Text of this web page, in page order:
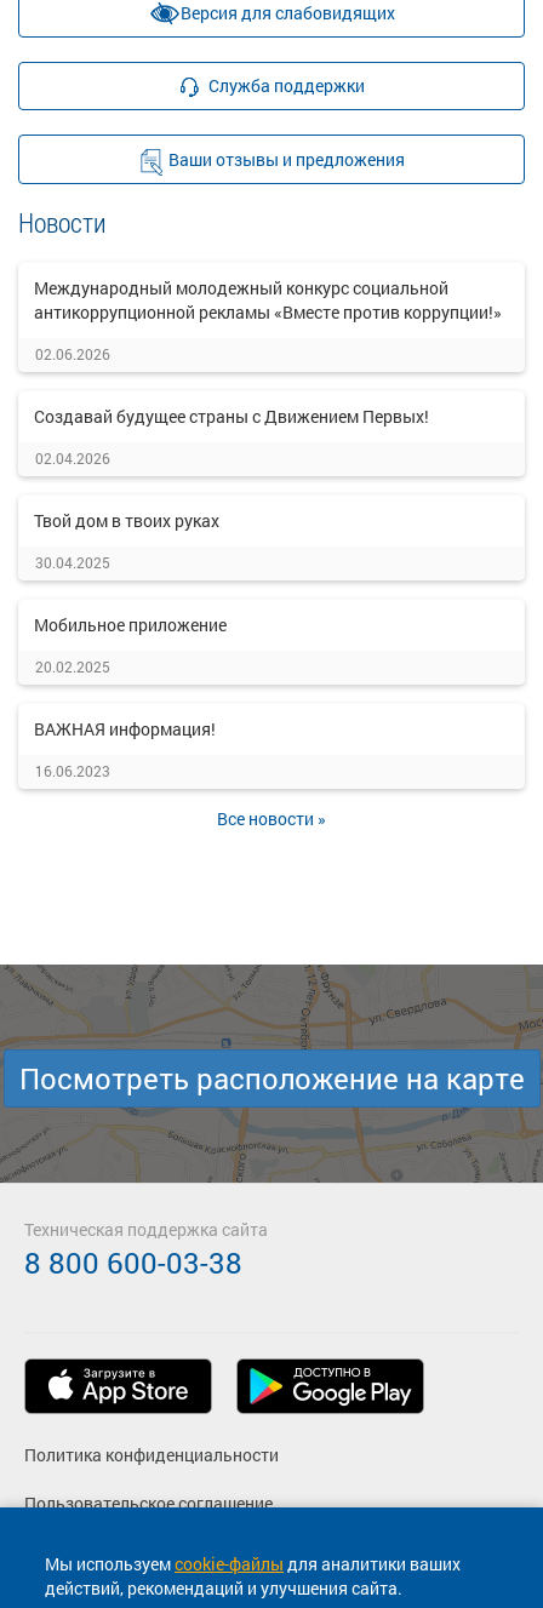
Версия для слабовидящих
Служба поддержки
Ваши отзывы и предложения
Новости
Международный молодежный конкурс социальной
антикоррупционной рекламы «Вместе против коррупции!»
02.06.2026
Создавай будущее страны с Движением Первых!
02.04.2026
Твой дом в твоих руках
30.04.2025
Мобильное приложение
20.02.2025
ВАЖНАЯ информация!
16.06.2023
Все новости »
Мы используемcookie-файлы для аналитики ваших
действий, рекомендаций и улучшения сайта.
Посмотреть расположение на карте
Политика конфиденциальности
Пользовательское соглашение
Согласие на маркетинговые сообщения
Техническая поддержка сайта
8 800 600-03-38